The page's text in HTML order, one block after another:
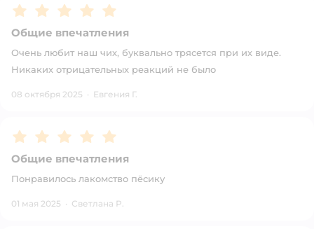
Рейтинг:5
Общие впечатления
Очень любит наш чих, буквально трясется при их виде.
Никаких отрицательных реакций не было
08 октября 2025 · Евгения Г.
Рейтинг:5
Общие впечатления
Понравилось лакомство пëсику
01 мая 2025 · Светлана Р.